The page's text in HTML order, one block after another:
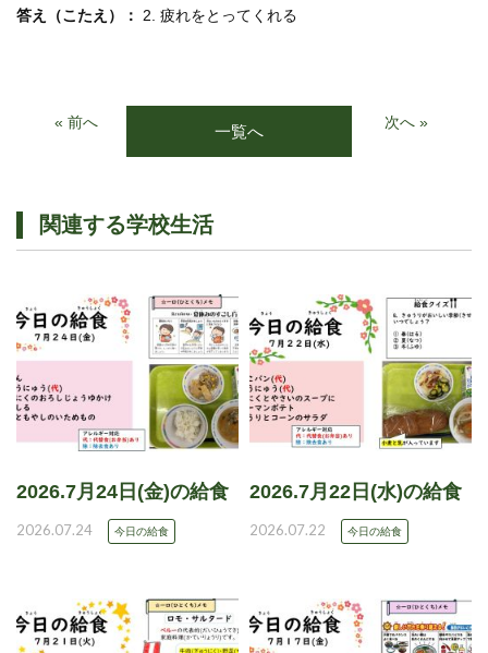
答え（こたえ）： 2. 疲れをとってくれる
« 前へ 一覧へ 次へ »
関連する学校生活
2026.7月24日(金)の給食
2026.07.24 今日の給食
2026.7月22日(水)の給食
2026.07.22 今日の給食